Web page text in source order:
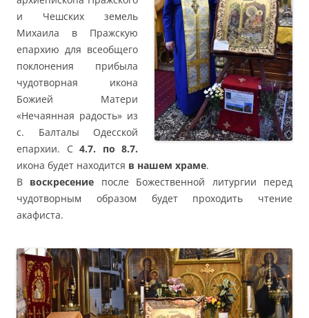
и Чешских земель
Михаила в Пражскую
епархию для всеобщего
поклонения прибыла
чудотворная икона
Божией Матери
«Нечаянная радость» из
с. Балталы Одесской
епархии. С4.7. по 8.7.
икона будет находится в нашем храме.
В воскресение после Божественной литургии перед
чудотворным образом будет проходить чтение
акафиста.